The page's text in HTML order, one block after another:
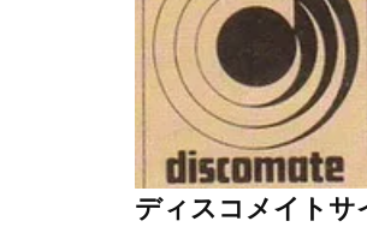
ディスコメイトサ